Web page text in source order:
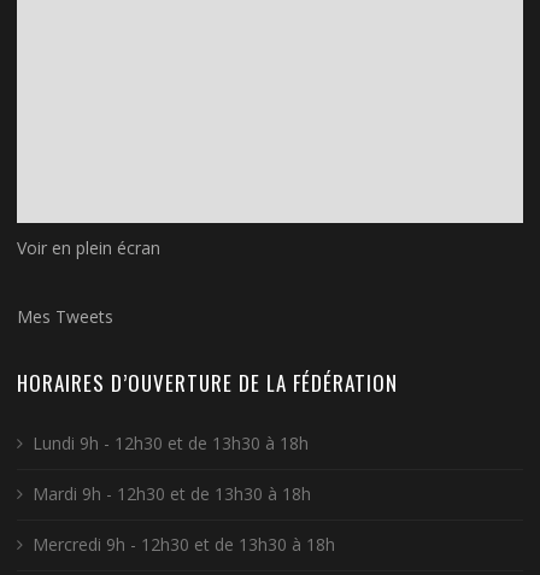
Voir en plein écran
Mes Tweets
HORAIRES D’OUVERTURE DE LA FÉDÉRATION
Lundi 9h - 12h30 et de 13h30 à 18h
Mardi 9h - 12h30 et de 13h30 à 18h
Mercredi 9h - 12h30 et de 13h30 à 18h